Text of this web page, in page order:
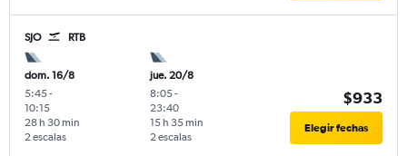
SJO RTB
dom. 16/8
5:45-
10:15
2 escalas
28 h 30 min
jue. 20/8
8:05-
23:40
2 escalas
15 h 35 min
$933
Elegir fechas